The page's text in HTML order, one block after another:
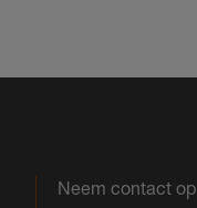
Neem contact op